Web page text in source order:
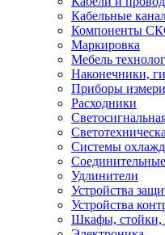
Кабельные
Компоненты
Маркировка
Мебель
Наконечники,
Приборы
Расходники
Системы
Удлинители
Устройства
Устройства
Шкафы, стойки,